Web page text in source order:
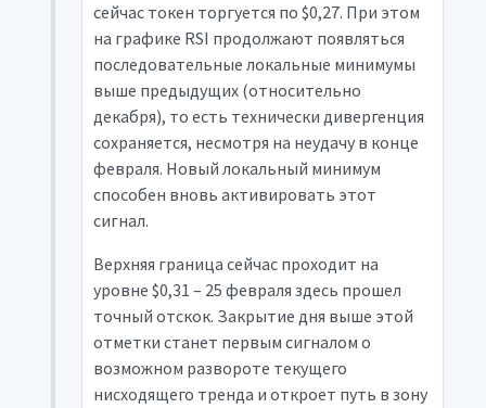
сейчас токен торгуется по $0,27. При этом
на графике RSI продолжают появляться
последовательные локальные минимумы
выше предыдущих (относительно
декабря), то есть технически дивергенция
сохраняется, несмотря на неудачу в конце
февраля. Новый локальный минимум
способен вновь активировать этот
сигнал.
Верхняя граница сейчас проходит на
уровне $0,31 – 25 февраля здесь прошел
точный отскок. Закрытие дня выше этой
отметки станет первым сигналом о
возможном развороте текущего
нисходящего тренда и откроет путь в зону